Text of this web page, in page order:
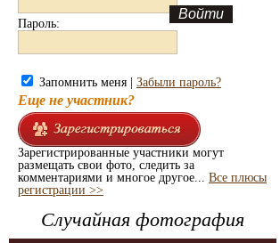
Пароль:
Запомнить меня | Забыли пароль?
Еще не участник?
Зарегистрированные участники могут
размещать свои фото, следить за
комментариями и многое другое... Все плюсы
регистрации >>
Случайная фотография